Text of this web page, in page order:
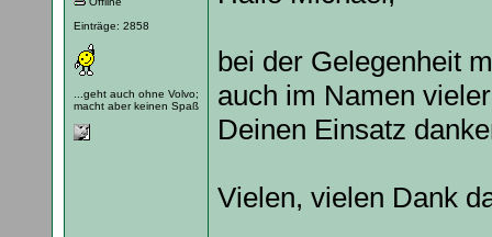
Einträge: 2858
...geht auch ohne Volvo;
macht aber keinen Spaß
bei der Gelegenheit
auch im Namen
Deinen Einsatz
Vielen, vielen Dank